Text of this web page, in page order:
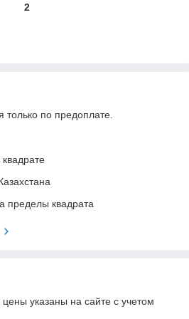
2
только по предоплате.
пределы квадрата
указаны на сайте с учетом